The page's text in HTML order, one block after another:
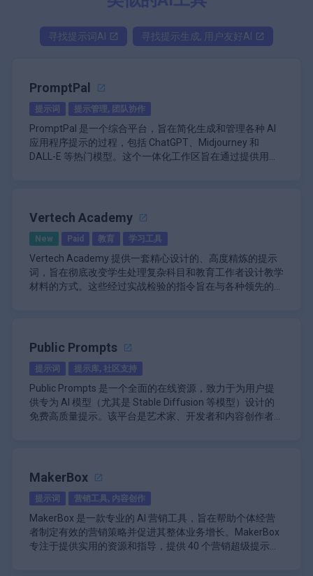
寻找 提示词 AI 寻找 提示生成, 用户友好AI
PromptPal
提示词 提示管理, 团队协作
PromptPal 是一个综合平台，旨在简化生成和管理各种 AI
应用程序提示的过程，包括 ChatGPT、Midjourney 和
DALL-E 等热门模型。这个一体化工作区旨在通过提供用于
提示，用户可以轻松找到项目的灵感，无论他们是寻找故事
创意的作家、开发广告文案的营销人员，还是创建引人入胜
的课程计划的教育工作者。该平台的广泛收藏旨在满足各种
创意需求和应用。
PromptPal 的突出功能之一是其协作功能。用户可以在平
台内创建团队，让他们能够有效地合作完成项目。此功能对
于依赖集体头脑风暴和内容创建的组织尤其有益。团队成员
可以实时共享提示、聊天记录和项目更新，从而营造出一种
\n
该平台包括一个名为“通过 PromptPal 赚钱”的货币化方面，
允许用户创建和共享“专业”提示。这些高级提示旨在生成高
创建有价值的内容，还为 PromptPal 社区内的创作者提供
了额外的收入来源。
\n
PromptPal 也优先考虑安全性和隐私性。用户可以选择将
他们的项目和收藏设为私密，以确保敏感或专有内容保持机
直观且易于导航，适合经验丰富的 AI 用户和新手。该平台
的精简设计降低了使用多种 AI 工具时通常出现的复杂性，
使用户可以专注于创作过程，而不会受到不必要的干扰。
\n
PromptPal 的主要功能包括：
\n\n
为各种 AI 平台提供丰富的精选提示库。
Vertech Academy
New Paid 教育 学习工具
Vertech Academy 提供一套精心设计的、高度精炼的提示
词，旨在彻底改变学生处理复杂科目和教育工作者设计教学
材料的方式。这些经过实战检验的指令旨在与各种领先的生
果，声称在短时间内显著提高理解速度和长期记忆力。
生成的材料与不同学科和年级的特定学习目标保持相关性、
吸引力和一致性。该套件旨在通过自动化耗时的内容创建相
关管理任务，为教师赋能，使他们有更多精力专注于直接的
学生互动和指导。
整个产品都以用户满意度为后盾，提供全面的 30 天退款保
证，体现了对提示库有效性的信心。用户几乎可以立即开始
利用这些工具，无需任何先进的提示构建经验。过程很简
单：选择合适的提示词，输入您的原始材料（例如讲义或教
科书摘录），遵循系统的指导，然后重复以实现持续掌握，
有效地将任何兼容的文本生成器转变为专用的、高性能的学
Public Prompts
提示词 提示库, 社区支持
Public Prompts 是一个全面的在线资源，致力于为用户提
供专为 AI 模型（尤其是 Stable Diffusion 等模型）设计的
免费高质量提示。该平台是艺术家、开发者和内容创作者寻
素艺术或合成波美学）等类别。这种组织方式使用户可以轻
导 AI 模型生成特定输出，让用户无需具备丰富的 AI 技术知
识即可更轻松地实现所需结果。
Public Prompts 的一大突出特点是其致力于社区参与和支
持。该平台鼓励用户通过专用的 Discord 服务器参与讨论并
分享经验。这种社区氛围促进了用户之间的协作，使他们能
够交流想法、寻求建议并展示自己的作品。通过构建支持性
\n
MakerBox
提示词 营销工具, 内容创作
MakerBox 是一款专业的 AI 营销工具，旨在帮助个体经营
者制定有效的营销策略并促进其整体业务增长。MakerBox
专注于提供实用的资源和指导，提供 40 个营销超级提示，